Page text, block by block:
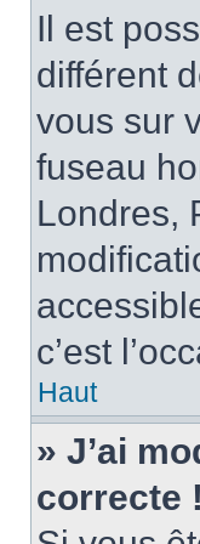
Il est
différent
vous sur
fuseau
Londres,
c’est
Haut
» J’ai
correcte !